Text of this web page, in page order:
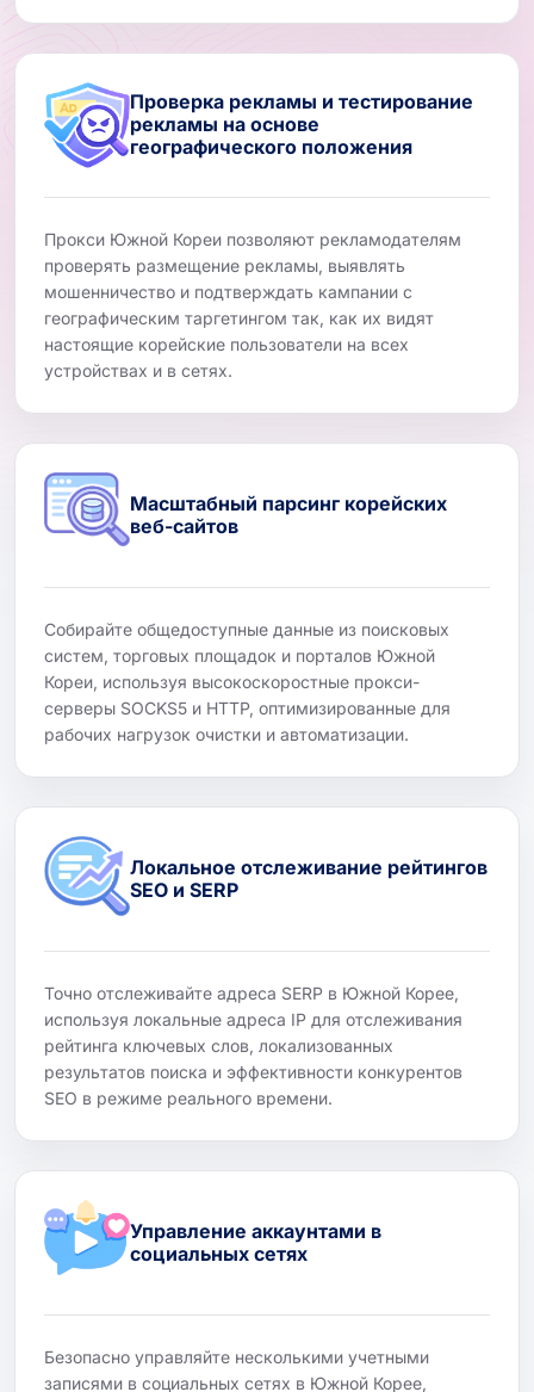
Проверка рекламы и тестирование
рекламы на основе
географического положения
Прокси Южной Кореи позволяют рекламодателям
проверять размещение рекламы, выявлять
мошенничество и подтверждать кампании с
географическим таргетингом так, как их видят
настоящие корейские пользователи на всех
устройствах и в сетях.
Масштабный парсинг корейских
веб-сайтов
Собирайте общедоступные данные из поисковых
систем, торговых площадок и порталов Южной
Кореи, используя высокоскоростные прокси-
серверы SOCKS5 и HTTP, оптимизированные для
рабочих нагрузок очистки и автоматизации.
Локальное отслеживание рейтингов
SEO и SERP
Точно отслеживайте адреса SERP в Южной Корее,
используя локальные адреса IP для отслеживания
рейтинга ключевых слов, локализованных
результатов поиска и эффективности конкурентов
SEO в режиме реального времени.
Управление аккаунтами в
социальных сетях
Безопасно управляйте несколькими учетными
записями в социальных сетях в Южной Корее,